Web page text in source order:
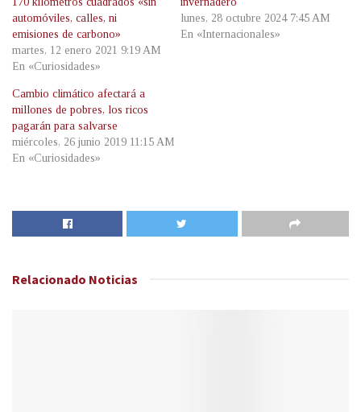
automóviles, calles, ni
emisiones de carbono»
martes, 12 enero 2021 9:19 AM
En «Curiosidades»
lunes, 28 octubre 2024 7:45 AM
En «Internacionales»
Cambio climático afectará a
millones de pobres, los ricos
pagarán para salvarse
miércoles, 26 junio 2019 11:15 AM
En «Curiosidades»
Relacionado Noticias